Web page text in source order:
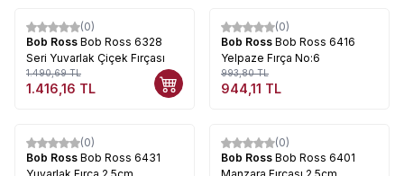
%5
(0)
Bob Ross Bob Ross 6328
Seri Yuvarlak Çiçek Fırçası
1.490,69TL
1.416,16 TL
%5
(0)
Bob Ross Bob Ross 6416
Yelpaze Fırça No:6
993,80TL
944,11 TL
%5
(0)
Bob Ross Bob Ross 6431
%5
(0)
Bob Ross Bob Ross 6401